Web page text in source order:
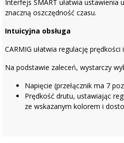
Interfejs SMART ułatwia ustawienia
znaczną oszczędność czasu.
Intuicyjna obsługa
CARMIG ułatwia regulację prędkości
Na podstawie zaleceń, wystarczy
Napięcie (przełącznik ma 7
Prędkość drutu, ustawiając
ze wskazanym kolorem i